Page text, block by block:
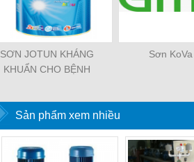
SƠN JOTUN KHÁNG
KHUẨN CHO BỆNH
SẢN XUẤT
Sơn KoVa
Sản phẩm xem nhiều